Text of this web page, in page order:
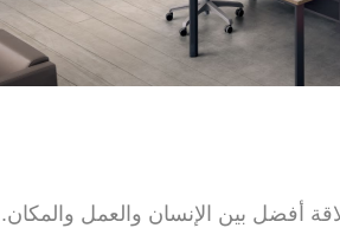
أفضل بين الإنسان والعمل والمكان.